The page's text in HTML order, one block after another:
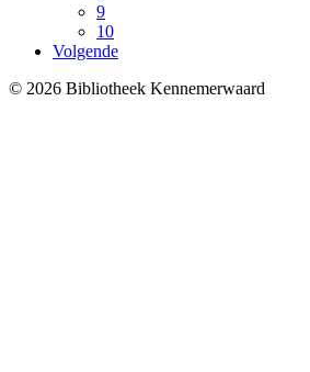
9
10
Volgende
© 2026 Bibliotheek Kennemerwaard